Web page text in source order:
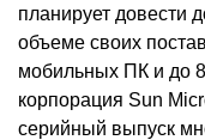
планирует довести
объеме своих
мобильных ПК и до
корпорация Sun
серийный выпуск